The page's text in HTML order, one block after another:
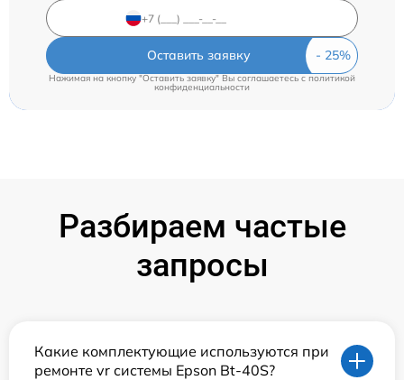
Оставить заявку
Нажимая на кнопку "Оставить заявку" Вы соглашаетесь cполитикой
конфиденциальности
Разбираем частые
запросы
Какие комплектующие используются при
ремонте vr системы Epson Bt-40S?